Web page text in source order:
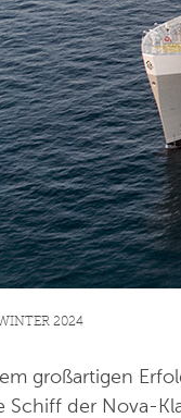
2024
großartigen
Schiff der Nova-